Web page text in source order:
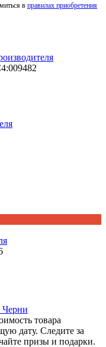
в правилах приобретения
товара
дату. Следите за
призы и подарки.